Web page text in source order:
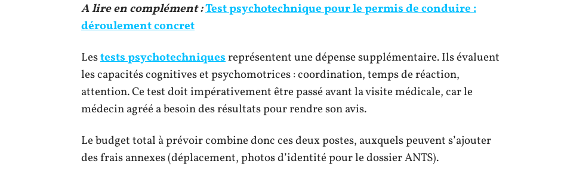
A lire en complément :Test psychotechnique pour le permis de conduire :
déroulement concret
Lestests psychotechniquesreprésentent une dépense supplémentaire. Ils évaluent
les capacités cognitives et psychomotrices : coordination, temps de réaction,
attention. Ce test doit impérativement être passé avant la visite médicale, car le
médecin agréé a besoin des résultats pour rendre son avis.
Le budget total à prévoir combine donc ces deux postes, auxquels peuvent s’ajouter
des frais annexes (déplacement, photos d’identité pour le dossier ANTS).